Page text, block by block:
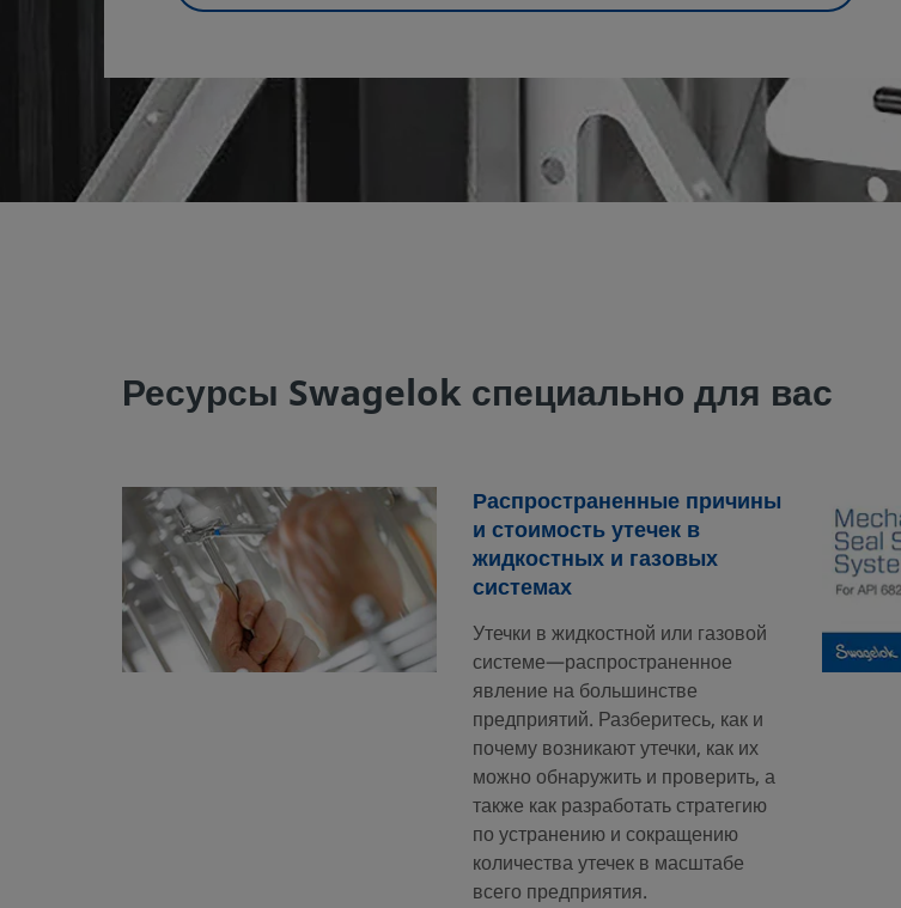
Ресурсы Swagelok специально для вас
Распространенные причины
и стоимость утечек в
жидкостных и газовых
системах
Утечки в жидкостной или газовой
системе—распространенное
явление на большинстве
предприятий. Разберитесь, как и
почему возникают утечки, как их
можно обнаружить и проверить, а
также как разработать стратегию
по устранению и сокращению
количества утечек в масштабе
всего предприятия.